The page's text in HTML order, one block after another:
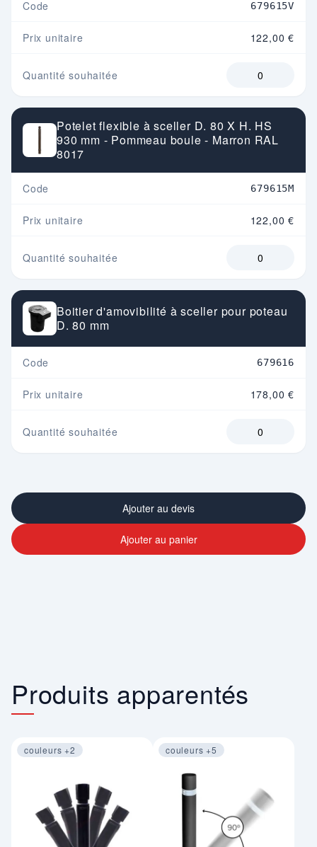
Code 679615V
Prix unitaire 122,00 €
Quantité souhaitée
Potelet flexible à sceller D. 80 X H. HS
930 mm - Pommeau boule - Marron RAL
8017
Code 679615M
Prix unitaire 122,00 €
Quantité souhaitée
Boitier d'amovibilité à sceller pour poteau
D. 80 mm
Code 679616
Prix unitaire 178,00 €
Quantité souhaitée
Ajouter au devis
Ajouter au panier
Produits apparentés
couleurs +2 couleurs +5
Image 1 sur 4